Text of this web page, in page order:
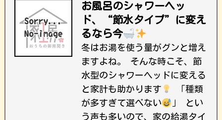
お風呂のシャワーヘッ
ド、“節水タイプ”に変え
るなら今
冬はお湯を使う量がグンと増え
ますよね。 そんな時こそ、節
水型のシャワーヘッドに変える
と家計も助かります
「種類
が多すぎて選べない
」 とい
う声も多いので、家の給湯タイ